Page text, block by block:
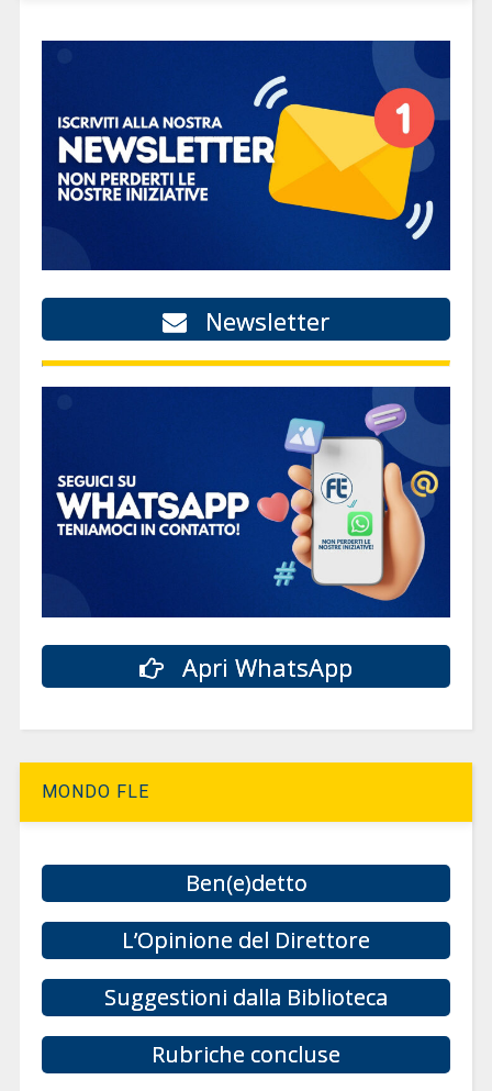
Newsletter
Apri WhatsApp
MONDO FLE
Ben(e)detto
L’Opinione del Direttore
Suggestioni dalla Biblioteca
Rubriche concluse